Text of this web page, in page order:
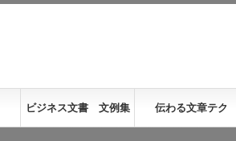
ビジネス文書 文例集 伝わる文章テク